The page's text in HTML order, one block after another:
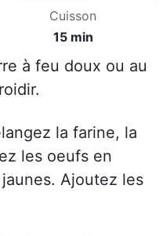
Cuisson
15 min
à feu doux ou au
la farine, la
les oeufs en
Ajoutez les